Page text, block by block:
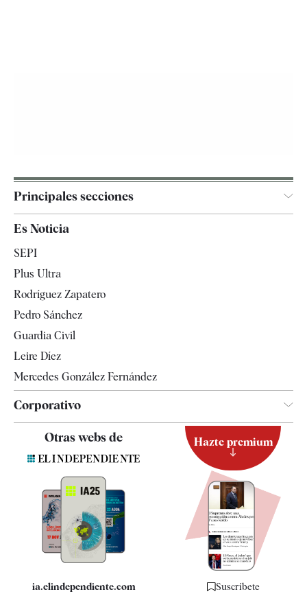
Principales secciones
Televisión
Es Noticia
SEPI
Plus Ultra
Rodríguez Zapatero
Pedro Sánchez
Guardia Civil
Leire Díez
Mercedes González Fernández
Corporativo
Quiénes somos
Especificaciones
Otras webs de
ia.elindependiente.com
Hazte premium
Suscríbete